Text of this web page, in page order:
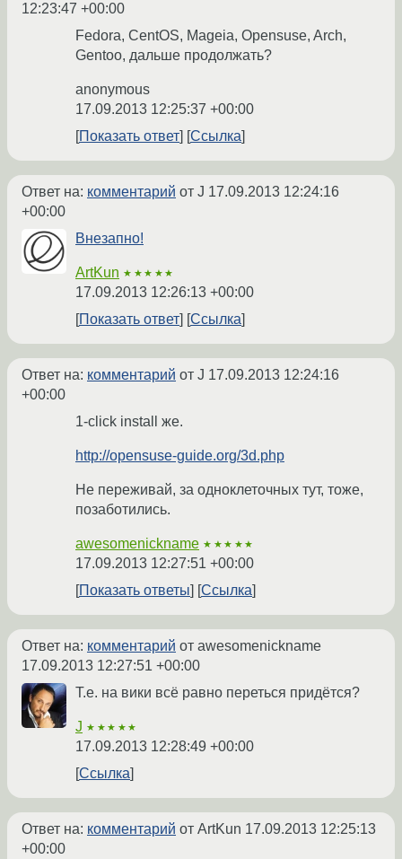
12:23:47 +00:00
Fedora, CentOS, Mageia, Opensuse, Arch,
Gentoo, дальше продолжать?
anonymous
17.09.2013 12:25:37 +00:00
Показать ответ
Ссылка
Ответ на: комментарий от J 17.09.2013 12:24:16
+00:00
Внезапно!
ArtKun ★★★★★
17.09.2013 12:26:13 +00:00
Показать ответ
Ссылка
Ответ на: комментарий от J 17.09.2013 12:24:16
+00:00
1-click install же.
http://opensuse-guide.org/3d.php
Не переживай, за одноклеточных тут, тоже,
позаботились.
awesomenickname ★★★★★
17.09.2013 12:27:51 +00:00
Показать ответы
Ссылка
Ответ на: комментарий от awesomenickname
17.09.2013 12:27:51 +00:00
Т.е. на вики всё равно переться придётся?
J ★★★★★
17.09.2013 12:28:49 +00:00
Ссылка
Ответ на: комментарий от ArtKun 17.09.2013 12:25:13
+00:00